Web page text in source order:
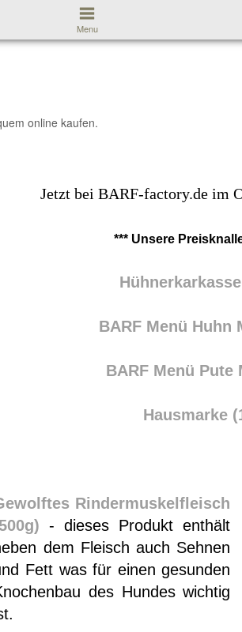
Menu
online kaufen.
Jetzt bei BARF-factory.de im
*** Unsere
BARF Menü Huhn
BARF Menü Pute
Hausmarke
Rindermuskelfleisch
- dieses Produkt enthält
dem Fleisch auch Sehnen
Fett was für einen gesunden
des Hundes wichtig